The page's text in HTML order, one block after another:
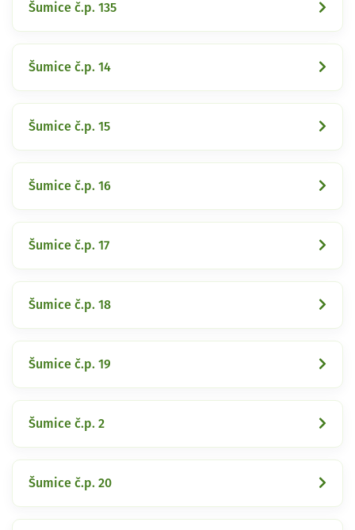
Šumice č.p. 135
Šumice č.p. 14
Šumice č.p. 15
Šumice č.p. 16
Šumice č.p. 17
Šumice č.p. 18
Šumice č.p. 19
Šumice č.p. 2
Šumice č.p. 20